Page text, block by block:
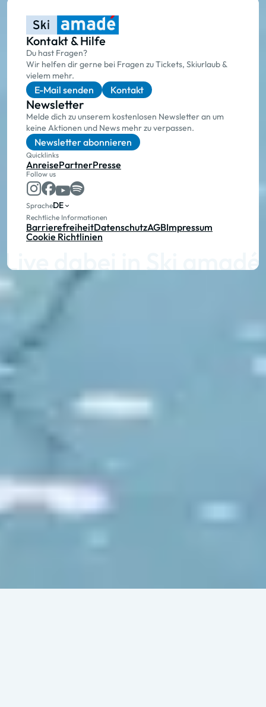
Kontakt & Hilfe
Du hast Fragen?
Wir helfen dir gerne bei Fragen zu Tickets, Skiurlaub &
vielem mehr.
E-Mail senden Kontakt
Newsletter
Melde dich zu unserem kostenlosen Newsletter an um
keine Aktionen und News mehr zu verpassen.
Newsletter abonnieren
Quicklinks
AnreisePartnerPresse
Follow us
SpracheDE
Rechtliche Informationen
BarrierefreiheitDatenschutzAGBImpressum
Cookie Richtlinien